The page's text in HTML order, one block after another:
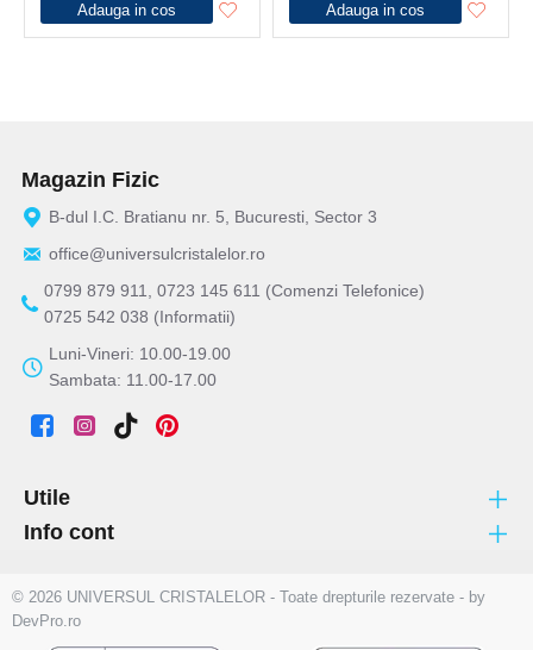
Adauga in cos Adauga in cos
Magazin Fizic
B-dul I.C. Bratianu nr. 5, Bucuresti, Sector 3
office@universulcristalelor.ro
0799 879 911, 0723 145 611 (Comenzi Telefonice)
0725 542 038 (Informatii)
Luni-Vineri: 10.00-19.00
Sambata: 11.00-17.00
Utile
Info cont
© 2026 UNIVERSUL CRISTALELOR - Toate drepturile rezervate - by
DevPro.ro